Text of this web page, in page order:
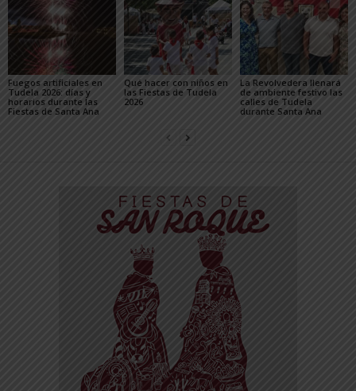
Fuegos artificiales en
Tudela 2026: días y
horarios durante las
Fiestas de Santa Ana
Qué hacer con niños en
las Fiestas de Tudela
2026
La Revolvedera llenará
de ambiente festivo las
calles de Tudela
durante Santa Ana